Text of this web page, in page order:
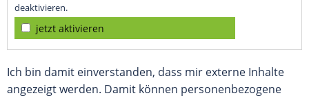
deaktivieren.
jetzt aktivieren
Ich bin damit einverstanden, dass mir externe Inhalte
angezeigt werden. Damit können personenbezogene